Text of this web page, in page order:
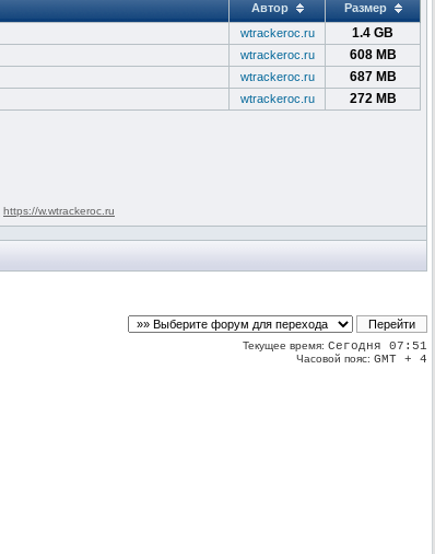
Автор
Размер
wtrackeroc.ru 1.4 GB
wtrackeroc.ru 608 MB
wtrackeroc.ru 687 MB
wtrackeroc.ru 272 MB
https://w.wtrackeroc.ru
Текущее время: Сегодня 07:51
Часовой пояс: GMT + 4